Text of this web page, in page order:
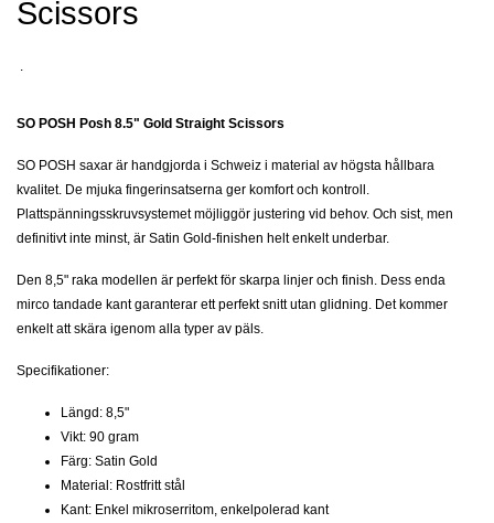
Scissors
SO POSH Posh 8.5" Gold Straight Scissors
SO POSH saxar är handgjorda i Schweiz i material av högsta hållbara
kvalitet. De mjuka fingerinsatserna ger komfort och kontroll.
Plattspänningsskruvsystemet möjliggör justering vid behov. Och sist, men
definitivt inte minst, är Satin Gold-finishen helt enkelt underbar.
Den 8,5" raka modellen är perfekt för skarpa linjer och finish. Dess enda
mirco tandade kant garanterar ett perfekt snitt utan glidning. Det kommer
enkelt att skära igenom alla typer av päls.
Specifikationer:
Längd: 8,5"
Vikt: 90 gram
Färg: Satin Gold
Material: Rostfritt stål
Kant: Enkel mikroserritom, enkelpolerad kant